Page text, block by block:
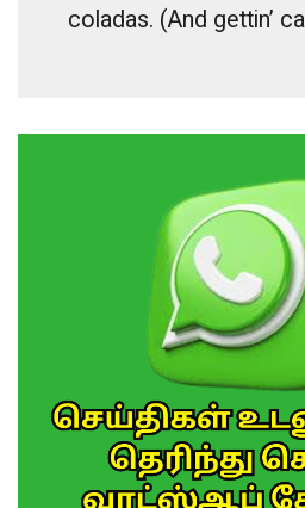
coladas. (And gettin’